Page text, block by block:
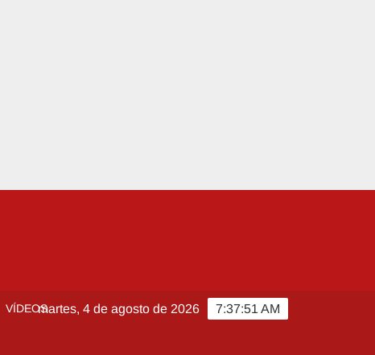
VÍDEOS 7:37:53 AM
martes, 4 de agosto de 2026